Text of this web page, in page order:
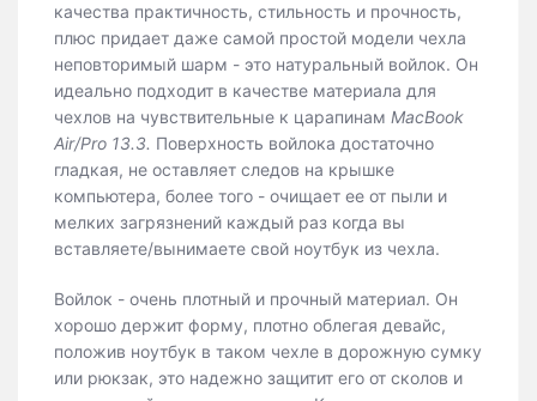
качества практичность, стильность и прочность,
плюс придает даже самой простой модели чехла
неповторимый шарм - это натуральный войлок. Он
идеально подходит в качестве материала для
чехлов на чувствительные к царапинам MacBook
Air/Pro 13.3. Поверхность войлока достаточно
гладкая, не оставляет следов на крышке
компьютера, более того - очищает ее от пыли и
мелких загрязнений каждый раз когда вы
вставляете/вынимаете свой ноутбук из чехла.
Войлок - очень плотный и прочный материал. Он
хорошо держит форму, плотно облегая девайс,
положив ноутбук в таком чехле в дорожную сумку
или рюкзак, это надежно защитит его от сколов и